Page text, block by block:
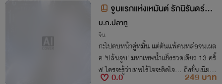
จูบแรกแห่งเหมันต์ รักนิรันดร์สา
มพันปี
บ.ก.ปลาทู
จีน
กะไปตบหน้าคู่หมั้น แต่ดันแพ้คนหล่อจนเผล
อ 'ปล้นจูบ' มหาเทพน้ำแข็งรวดเดียว 13 ครั้
ง! ใครจะรู้ว่าเทพไร้ใจจะติดใจ... ถึงขั้นเนียน
ลงไปเกิดเป็น 'ผัวมนุษย์สุดแซ่บ' อ่อยให้ข้าล
0.0
249 บาท